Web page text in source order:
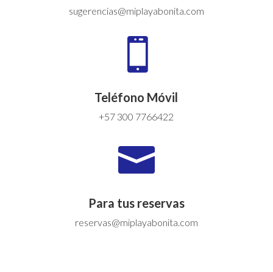
sugerencias@miplayabonita.com

Teléfono Móvil
+57 300 7766422

Para tus reservas
reservas@miplayabonita.com